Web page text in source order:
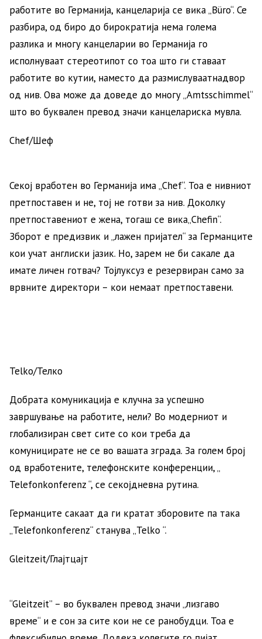
работите во Германија, канцеларија се вика „Büro“. Се
разбира, од биро до бирократија нема голема
разлика и многу канцеларии во Германија го
исполнуваат стереотипот со тоа што ги ставаат
работите во кутии, наместо да размислуваатнадвор
од нив. Ова може да доведе до многу „Amtsschimmel“
што во буквален превод значи канцелариска мувла.
Chef/Шеф
Секој вработен во Германија има „Chef“. Тоа е нивниот
претпоставен и не, тој не готви за нив. Доколку
претпоставениот е жена, тогаш се вика„Chefin“.
Зборот е предизвик и „лажен пријател“ за Германците
кои учат англиски јазик. Но, зарем не би сакале да
имате личен готвач? Тојлуксуз е резервиран само за
врвните директори – кои немаат претпоставени.
Telko/Телко
Добрата комуникација е клучна за успешно
завршување на работите, нели? Во модерниот и
глобализиран свет сите со кои треба да
комуницирате не се во вашата зграда. За голем број
од вработените, телефонските конференции, „
Telefonkonferenz “, се секојдневна рутина.
Германците сакаат да ги кратат зборовите па така
„Telefonkonferenz“ станува „Telko “.
Gleitzeit/Глајтцајт
“Gleitzeit” – во буквален превод значи „лизгаво
време“ и е сон за сите кои не се ранобудци. Тоа е